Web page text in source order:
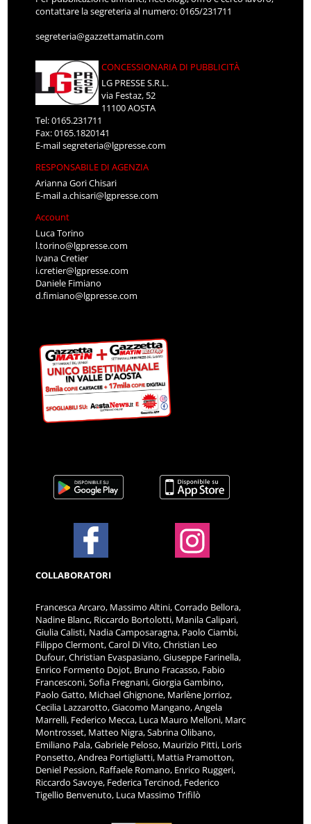
contattare la segreteria al numero: 0165/231711
segreteria@gazzettamatin.com
CONCESSIONARIA DI PUBBLICITÀ
LG PRESSE S.R.L.
via Festaz, 52
11100 AOSTA
Tel: 0165.231711
Fax: 0165.1820141
E-mailsegreteria@lgpresse.com
RESPONSABILE DI AGENZIA
Arianna Gori Chisari
E-maila.chisari@lgpresse.com
Account
Luca Torino
l.torino@lgpresse.com
Ivana Cretier
i.cretier@lgpresse.com
Daniele Fimiano
d.fimiano@lgpresse.com
COLLABORATORI
Francesca Arcaro, Massimo Altini, Corrado Bellora,
Nadine Blanc, Riccardo Bortolotti, Manila Calipari,
Giulia Calisti, Nadia Camposaragna, Paolo Ciambi,
Filippo Clermont, Carol Di Vito, Christian Leo
Dufour, Christian Evaspasiano, Giuseppe Farinella,
Enrico Formento Dojot, Bruno Fracasso, Fabio
Francesconi, Sofia Fregnani, Giorgia Gambino,
Paolo Gatto, Michael Ghignone, Marlène Jorrioz,
Cecilia Lazzarotto, Giacomo Mangano, Angela
Marrelli, Federico Mecca, Luca Mauro Melloni, Marc
Montrosset, Matteo Nigra, Sabrina Olibano,
Emiliano Pala, Gabriele Peloso, Maurizio Pitti, Loris
Ponsetto, Andrea Portigliatti, Mattia Pramotton,
Deniel Pession, Raffaele Romano, Enrico Ruggeri,
Riccardo Savoye, Federica Tercinod, Federico
Tigellio Benvenuto, Luca Massimo Trifilò